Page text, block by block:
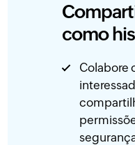
como
Colabore